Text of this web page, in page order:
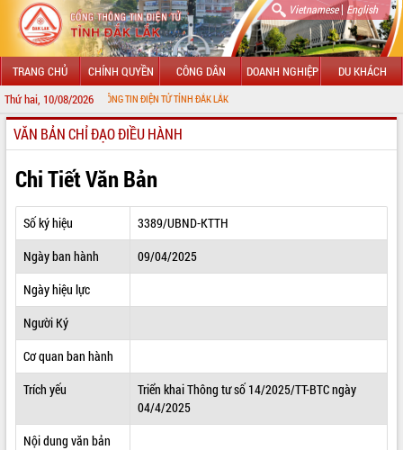
Vietnamese| English
TRANG CHỦ CHÍNH QUYỀN CÔNG DÂN DOANH NGHIỆP DU KHÁCH
Thứ hai, 10/08/2026
CỔNG THÔNG TIN ĐIỆN TỬ TỈNH ĐẮK LẮK
GIỚI THIỆU
LÃNH ĐẠO UBND TỈNH
TIN TỨC SỰ KIỆN
SỞ, BAN, NGÀNH
THÔNG TIN CHỈ ĐẠO ĐIỀU HÀNH
HỆ THỐNG VĂN BẢN
VĂN BẢN HĐND TỈNH
ĐIỂM TIN VĂN BẢN
VĂN BẢN CHỈ ĐẠO ĐIỀU HÀNH
Chi Tiết Văn Bản
Số ký hiệu
3389/UBND-KTTH
Ngày ban hành
09/04/2025
Ngày hiệu lực
Người Ký
Cơ quan ban hành
Trích yếu
Triển khai Thông tư số 14/2025/TT-BTC ngày
04/4/2025
Nội dung văn bản